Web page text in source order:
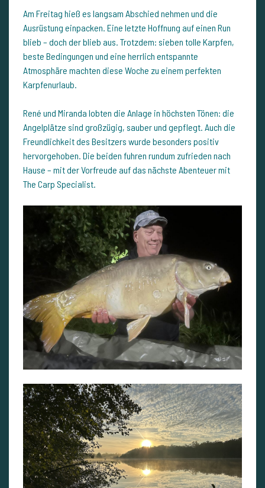
Am Freitag hieß es langsam Abschied nehmen und die
Ausrüstung einpacken. Eine letzte Hoffnung auf einen Run
blieb – doch der blieb aus. Trotzdem: sieben tolle Karpfen,
beste Bedingungen und eine herrlich entspannte
Atmosphäre machten diese Woche zu einem perfekten
Karpfenurlaub.
René und Miranda lobten die Anlage in höchsten Tönen: die
Angelplätze sind großzügig, sauber und gepflegt. Auch die
Freundlichkeit des Besitzers wurde besonders positiv
hervorgehoben. Die beiden fuhren rundum zufrieden nach
Hause – mit der Vorfreude auf das nächste Abenteuer mit
The Carp Specialist.